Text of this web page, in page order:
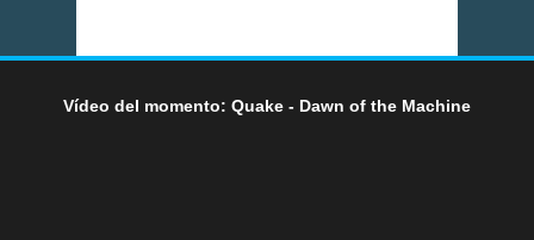
Vídeo del momento: Quake - Dawn of the Machine